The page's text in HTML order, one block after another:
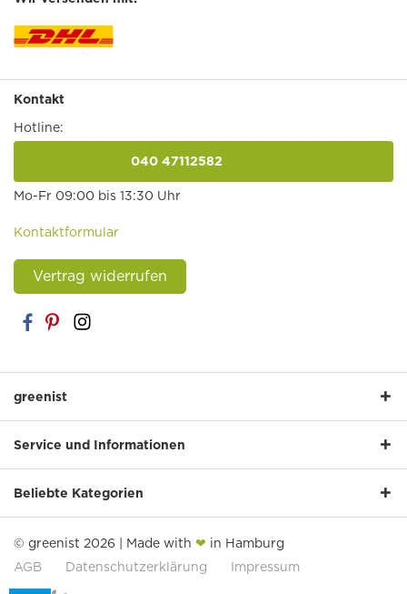
Kontakt
Hotline:
040 47112582
Mo-Fr 09:00 bis 13:30 Uhr
Kontaktformular
Vertrag widerrufen
greenist
Service und Informationen
Beliebte Kategorien
© greenist 2026 | Made with ❤ in Hamburg
AGB
Datenschutzerklärung Impressum